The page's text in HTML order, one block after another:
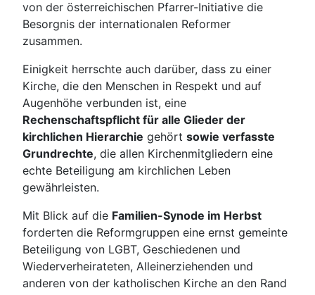
von der österreichischen Pfarrer-Initiative die
Besorgnis der internationalen Reformer
zusammen.
Einigkeit herrschte auch darüber, dass zu einer
Kirche, die den Menschen in Respekt und auf
Augenhöhe verbunden ist, eine
Rechenschaftspflicht für alle Glieder der
kirchlichen Hierarchie gehört sowie verfasste
Grundrechte, die allen Kirchenmitgliedern eine
echte Beteiligung am kirchlichen Leben
gewährleisten.
Mit Blick auf die Familien-Synode im Herbst
forderten die Reformgruppen eine ernst gemeinte
Beteiligung von LGBT, Geschiedenen und
Wiederverheirateten, Alleinerziehenden und
anderen von der katholischen Kirche an den Rand